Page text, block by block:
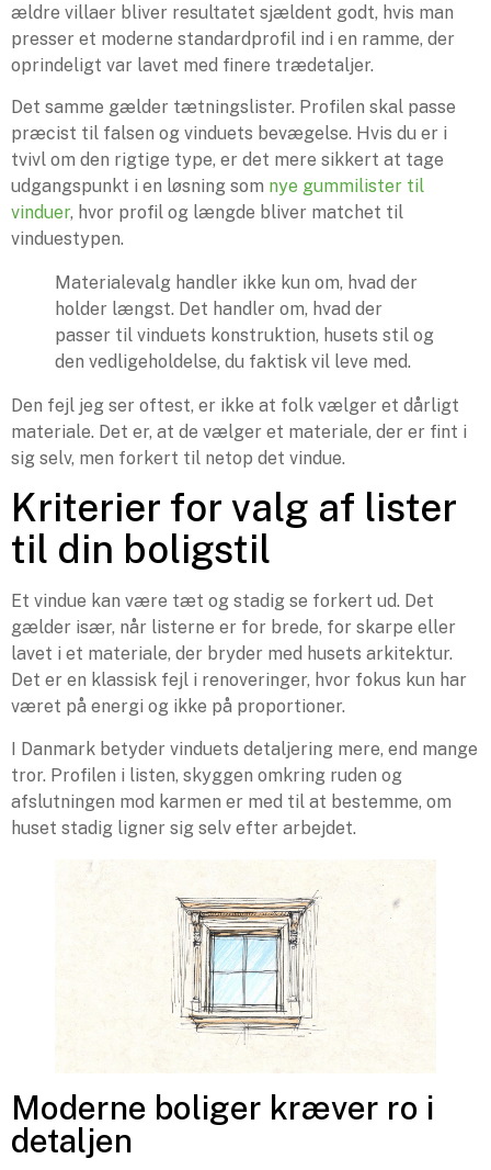
ældre villaer bliver resultatet sjældent godt, hvis man
presser et moderne standardprofil ind i en ramme, der
oprindeligt var lavet med finere trædetaljer.
Det samme gælder tætningslister. Profilen skal passe
præcist til falsen og vinduets bevægelse. Hvis du er i
tvivl om den rigtige type, er det mere sikkert at tage
udgangspunkt i en løsning som nye gummilister til
vinduer, hvor profil og længde bliver matchet til
vinduestypen.
Materialevalg handler ikke kun om, hvad der
holder længst. Det handler om, hvad der
passer til vinduets konstruktion, husets stil og
den vedligeholdelse, du faktisk vil leve med.
Den fejl jeg ser oftest, er ikke at folk vælger et dårligt
materiale. Det er, at de vælger et materiale, der er fint i
sig selv, men forkert til netop det vindue.
Kriterier for valg af lister
til din boligstil
Et vindue kan være tæt og stadig se forkert ud. Det
gælder især, når listerne er for brede, for skarpe eller
lavet i et materiale, der bryder med husets arkitektur.
Det er en klassisk fejl i renoveringer, hvor fokus kun har
været på energi og ikke på proportioner.
I Danmark betyder vinduets detaljering mere, end mange
tror. Profilen i listen, skyggen omkring ruden og
afslutningen mod karmen er med til at bestemme, om
huset stadig ligner sig selv efter arbejdet.
Moderne boliger kræver ro i
detaljen